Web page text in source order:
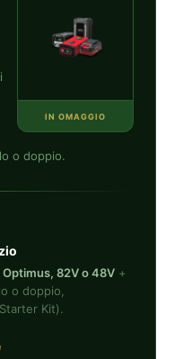
IN OMAGGIO
o doppio.
Optimus, 82V o 48V +
o doppio,
Kit).